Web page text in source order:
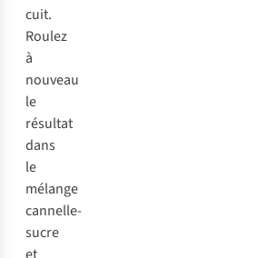
cuit.
Roulez
à
nouveau
le
résultat
dans
le
mélange
cannelle-
sucre